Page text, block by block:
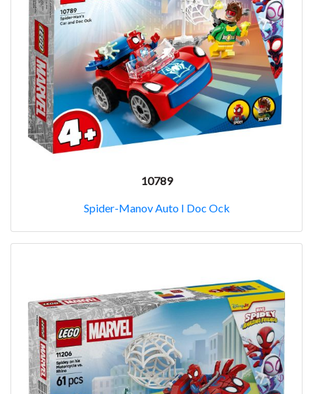
10789
Spider-Manov Auto I Doc Ock